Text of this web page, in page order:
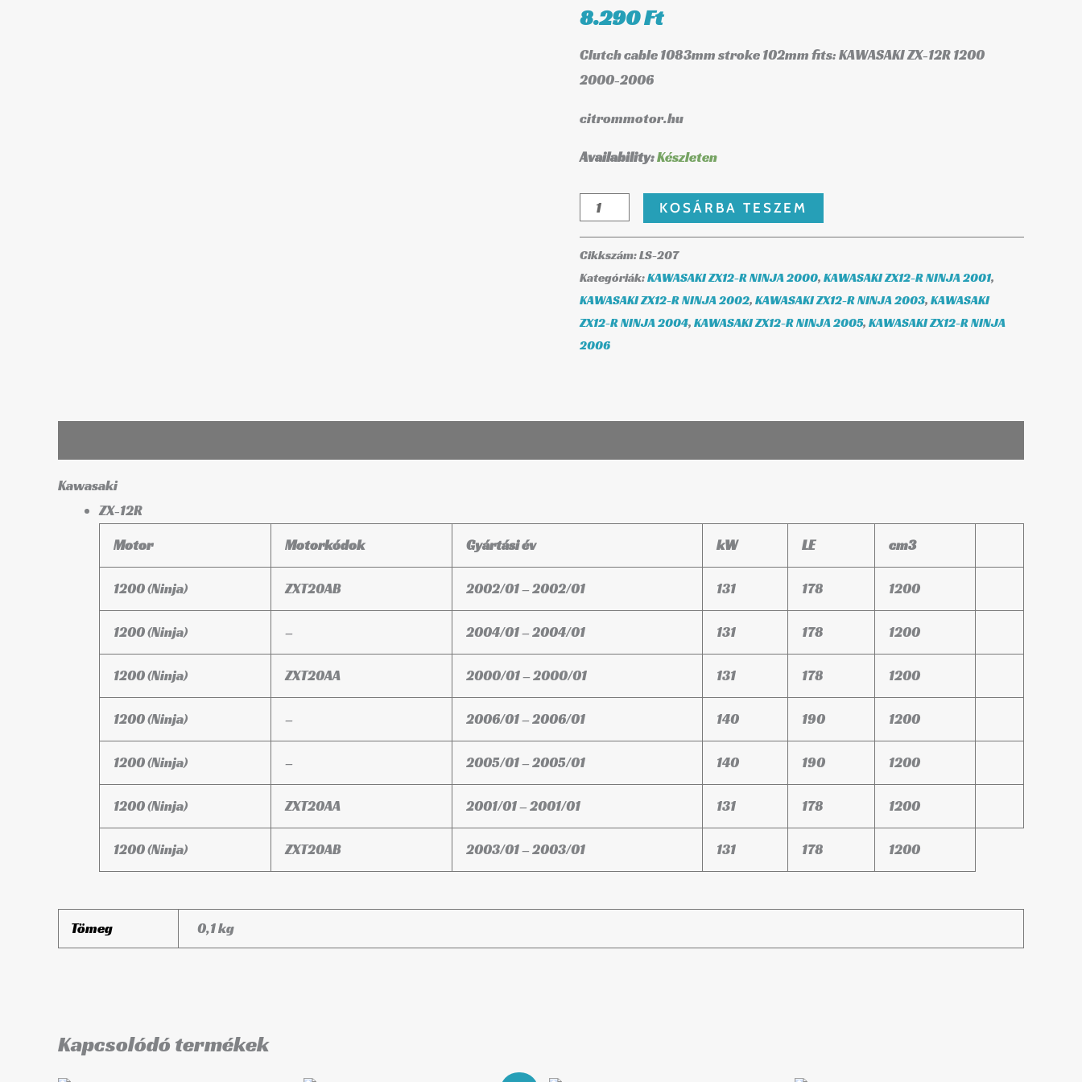
8.290Ft
Clutch cable 1083mm stroke 102mm fits: KAWASAKI ZX-12R 1200
2000-2006
citrommotor.hu
Availability:Készleten
KOSÁRBA TESZEM
Cikkszám:LS-207
Kategóriák:KAWASAKI ZX12-R NINJA 2000, KAWASAKI ZX12-R NINJA 2001,
KAWASAKI ZX12-R NINJA 2002, KAWASAKI ZX12-R NINJA 2003, KAWASAKI
ZX12-R NINJA 2004, KAWASAKI ZX12-R NINJA 2005, KAWASAKI ZX12-R NINJA
2006
Kawasaki
ZX-12R
Motor
Motorkódok Gyártási év kW LE cm3
1200 (Ninja) ZXT20AB 2002/01 – 2002/01 131 178 1200
1200 (Ninja) – 2004/01 – 2004/01 131 178 1200
1200 (Ninja) ZXT20AA 2000/01 – 2000/01 131 178 1200
1200 (Ninja) – 2006/01 – 2006/01 140 190 1200
1200 (Ninja) – 2005/01 – 2005/01 140 190 1200
1200 (Ninja) ZXT20AA 2001/01 – 2001/01 131 178 1200
1200 (Ninja) ZXT20AB 2003/01 – 2003/01 131 178 1200
Tömeg 0,1 kg
Kapcsolódó termékek